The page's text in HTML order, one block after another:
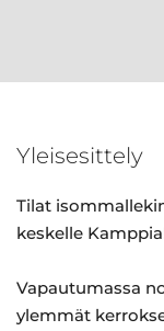
Yleisesittely
Tilat
keskelle
Vapautumassa
ylemmät